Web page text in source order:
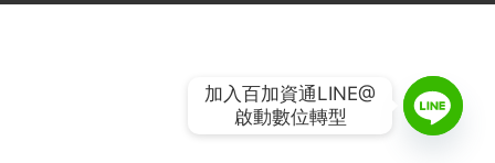
加入百加資通LINE@
啟動數位轉型